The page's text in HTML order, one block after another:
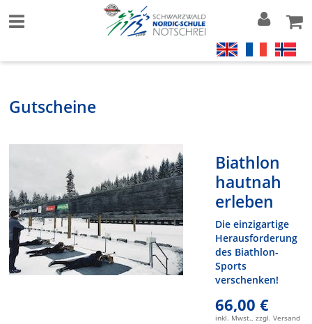
Gutscheine
Biathlon
hautnah
erleben
Die einzigartige
Herausforderung
des Biathlon-
Sports
verschenken!
66,00 €
inkl. Mwst., zzgl. Versand